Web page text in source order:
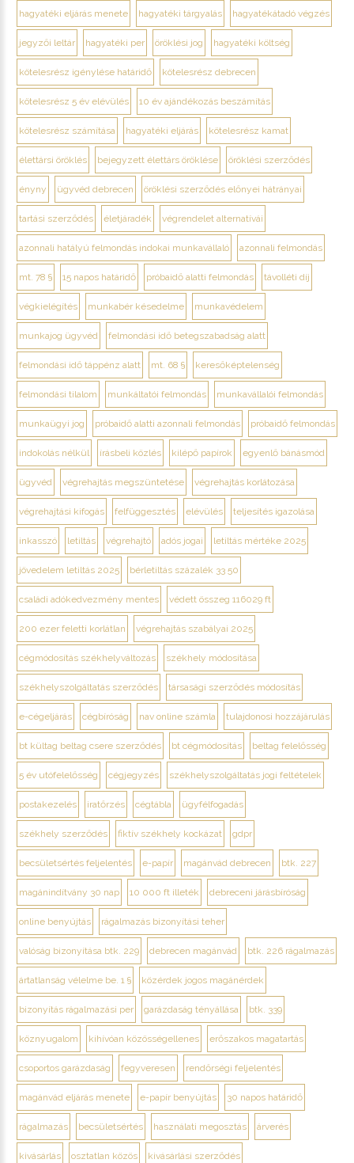
hagyatéki eljárás menete hagyatéki tárgyalás hagyatékátadó végzés
jegyzői leltár hagyatéki per öröklési jog hagyatéki költség
kötelesrész igénylése határidő kötelesrész debrecen
kötelesrész 5 év elévülés 10 év ajándékozás beszámítás
kötelesrész számítása hagyatéki eljárás kötelesrész kamat
élettársi öröklés bejegyzett élettárs öröklése öröklési szerződés
ényny ügyvéd debrecen öröklési szerződés előnyei hátrányai
tartási szerződés életjáradék végrendelet alternatívái
azonnali hatályú felmondás indokai munkavállaló azonnali felmondás
mt. 78 § 15 napos határidő próbaidő alatti felmondás távolléti díj
végkielégítés munkabér késedelme munkavédelem
munkajog ügyvéd felmondási idő betegszabadság alatt
felmondási idő táppénz alatt mt. 68 § keresőképtelenség
felmondási tilalom munkáltatói felmondás munkavállalói felmondás
munkaügyi jog próbaidő alatti azonnali felmondás próbaidő felmondás
indokolás nélkül írásbeli közlés kilépő papírok egyenlő bánásmód
ügyvéd végrehajtás megszüntetése végrehajtás korlátozása
végrehajtási kifogás felfüggesztés elévülés teljesítés igazolása
inkasszó letiltás végrehajtó adós jogai letiltás mértéke 2025
jövedelem letiltás 2025 bérletiltás százalék 33 50
családi adókedvezmény mentes védett összeg 116029 ft
200 ezer feletti korlátlan végrehajtás szabályai 2025
cégmódosítás székhelyváltozás székhely módosítása
székhelyszolgáltatás szerződés társasági szerződés módosítás
e-cégeljárás cégbíróság nav online számla tulajdonosi hozzájárulás
bt kültag beltag csere szerződés bt cégmódosítás beltag felelősség
5 év utófelelősség cégjegyzés székhelyszolgáltatás jogi feltételek
postakezelés iratőrzés cégtábla ügyfélfogadás
székhely szerződés fiktív székhely kockázat gdpr
becsületsértés feljelentés e-papír magánvád debrecen btk. 227
magánindítvány 30 nap 10 000 ft illeték debreceni járásbíróság
online benyújtás rágalmazás bizonyítási teher
valóság bizonyítása btk. 229 debrecen magánvád btk. 226 rágalmazás
ártatlanság vélelme be. 1 § közérdek jogos magánérdek
bizonyítás rágalmazási per garázdaság tényállása btk. 339
köznyugalom kihívóan közösségellenes erőszakos magatartás
csoportos garázdaság fegyveresen rendőrségi feljelentés
magánvád eljárás menete e-papír benyújtás 30 napos határidő
rágalmazás becsületsértés használati megosztás árverés
kivásárlás osztatlan közös kivásárlási szerződés